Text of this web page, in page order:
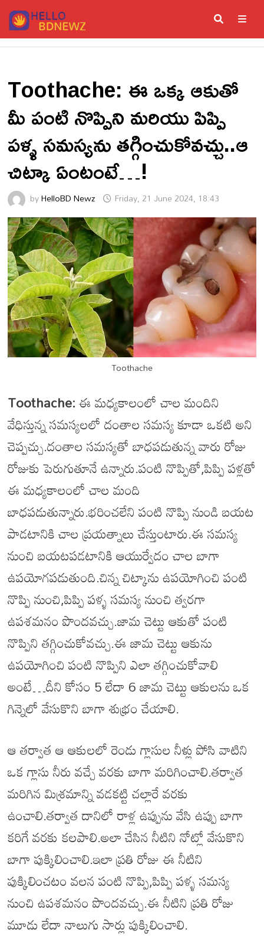
Skip
to
content
Toothache: ఈ ఒక్క ఆకుతో
మీ పంటి నొప్పిని మరియు పిప్పి
పళ్ళ సమస్యను తగ్గించుకోవచ్చు..ఆ
చిట్కా ఏంటంటే…!
byHelloBD Newz Friday, 21 June 2024, 18:43
Toothache
Toothache:ఈ మధ్యకాలంలో చాల మందిని
వేధిస్తున్న సమస్యలలో దంతాల సమస్య కూడా ఒకటి అని
చెప్పచ్చు.దంతాల సమస్యతో బాధపడుతున్న వారు రోజు
రోజుకు పెరుగుతూనే ఉన్నారు.పంటి నొప్పితో,పిప్పి పళ్లతో
ఈ మధ్యకాలంలో చాల మంది
బాధపడుతున్నారు.భరించలేని పంటి నొప్పి నుండి బయట
పాడటానికి చాల ప్రయత్నాలు చేస్తుంటారు.ఈ సమస్య
నుంచి బయటపడటానికి ఆయుర్వేదం చాల బాగా
ఉపయోగపడుతుంది.చిన్న చిట్కాను ఉపయోగించి పంటి
నొప్పి నుంచి,పిప్పి పళ్ళ సమస్య నుంచి త్వరగా
ఉపశమనం పొందవచ్చు.జామ చెట్టు ఆకుతో పంటి
నొప్పిని తగ్గించుకోవచ్చు.ఈ జామ చెట్టు ఆకును
ఉపయోగించి పంటి నొప్పిని ఎలా తగ్గించుకోవాలి
అంటే…దీని కోసం 5 లేదా 6 జామ చెట్టు ఆకులను ఒక
గిన్నెలో వేసుకొని బాగా శుభ్రం చేయాలి.
ఆ తర్వాత ఆ ఆకులలో రెండు గ్లాసుల నీళ్లు పోసి వాటిని
ఒక గ్లాసు నీరు వచ్చే వరకు బాగా మరిగించాలి.తర్వాత
మరిగిన మిశ్రమాన్ని వడకట్టి చల్లారే వరకు
ఉంచాలి.తర్వాత దానిలో రాళ్ల ఉప్పును వేసి ఉప్పు బాగా
కరిగే వరకు కలపాలి.అలా చేసిన నీటిని నోట్లో వేసుకొని
బాగా పుక్కిలించాలి.ఇలా ప్రతి రోజు ఈ నీటిని
పుక్కిలించటం వలన పంటి నొప్పి,పిప్పి పళ్ళ సమస్య
నుంచి ఉపశమనం పొందవచ్చు.ఈ నీటిని ప్రతి రోజు
మూడు లేదా నాలుగు సార్లు పుక్కిలించాలి.